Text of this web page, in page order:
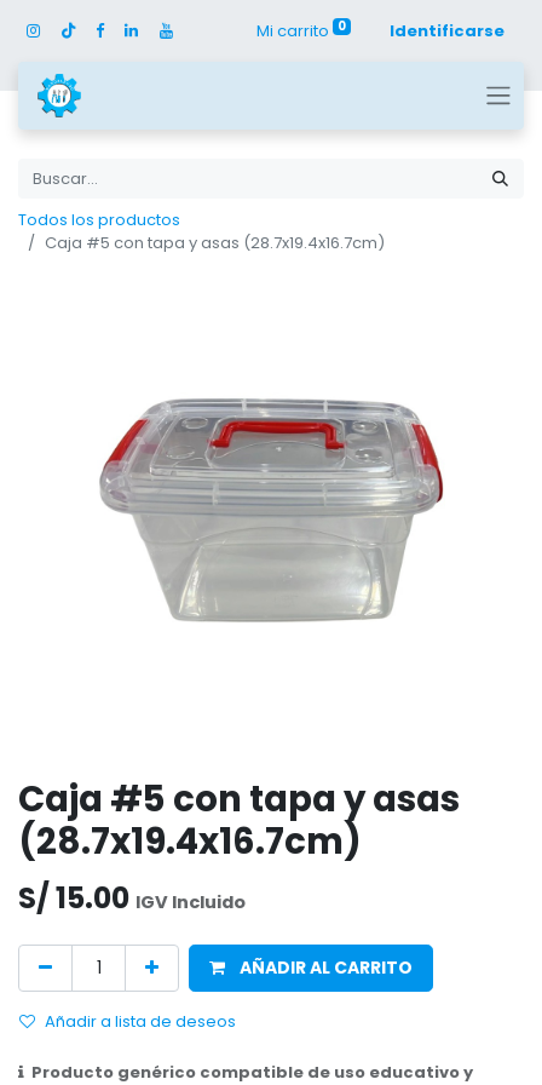
Mi carrito 0 Identificarse
Todos los productos
Caja #5 con tapa y asas (28.7x19.4x16.7cm)
Caja #5 con tapa y asas
(28.7x19.4x16.7cm)
S/15.00 IGV Incluido
AÑADIR AL CARRITO
Añadir a lista de deseos
Producto genérico compatible de uso educativo y